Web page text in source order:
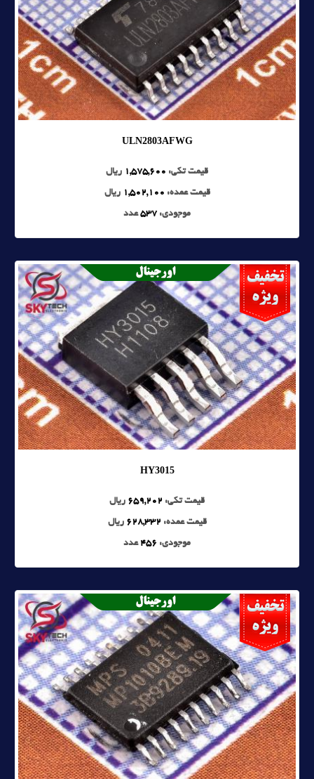
ULN2803AFWG
قیمت تکی: 1,575,600 ریال
قیمت عمده: 1,502,100 ریال
موجودی: 537عدد
HY3015
قیمت تکی: 659,202 ریال
قیمت عمده: 628,332 ریال
موجودی: 456 عدد